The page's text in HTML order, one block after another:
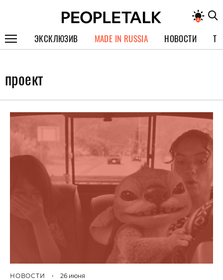
ЭКСКЛЮЗИВ
ИНТЕРВЬЮ
ПОКОЛЕНИЕ
MADE IN RUSSIA НОВОСТИ
проект
НОВОСТИ • 26 июня